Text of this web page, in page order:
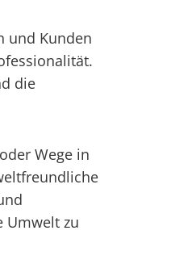
und Kunden
die
Wege in
Umwelt zu